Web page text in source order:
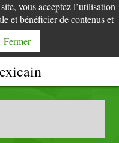
vous acceptezl’utilisation
et bénéficier de contenus et
Fermer